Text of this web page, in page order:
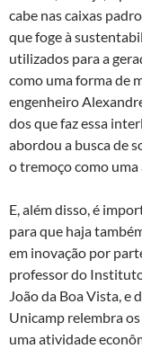
cabe nas caixas
que foge à
utilizados para a
como uma forma de
engenheiro
dos que faz essa
abordou a busca de
o tremoço como
E, além disso, é
para que haja
em inovação por
professor do Instituto
João da Boa Vista, e
Unicamp relembra
uma atividade